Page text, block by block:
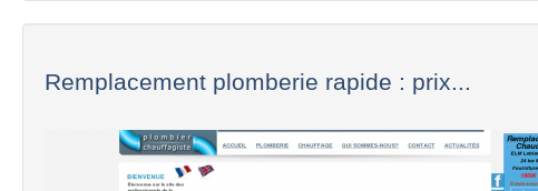
Remplacement plomberie rapide : prix...